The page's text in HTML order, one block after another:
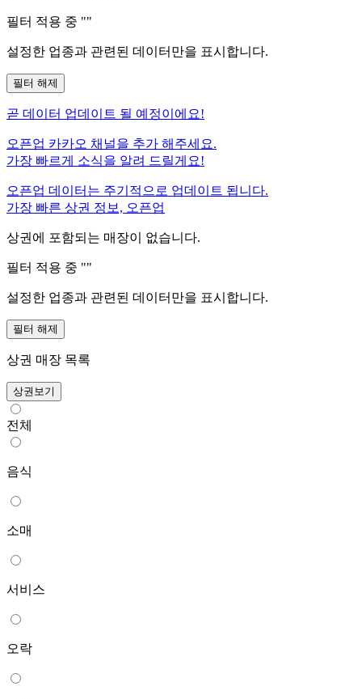
필터 적용 중 ""
설정한 업종과 관련된 데이터만을 표시합니다.
필터 해제
곧 데이터 업데이트 될 예정이에요!
오픈업 카카오 채널을 추가 해주세요.
가장 빠르게 소식을 알려 드릴게요!
오픈업 데이터는 주기적으로 업데이트 됩니다.
가장 빠른 상권 정보, 오픈업
상권에 포함되는 매장이 없습니다.
필터 적용 중 ""
설정한 업종과 관련된 데이터만을 표시합니다.
필터 해제
상권 매장 목록
상권보기
전체
음식
소매
서비스
오락